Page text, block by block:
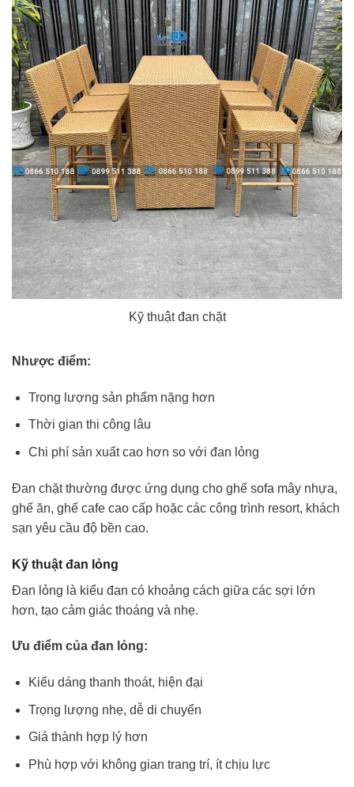
Kỹ thuật đan chặt
Nhược điểm:
Trọng lượng sản phẩm nặng hơn
Thời gian thi công lâu
Chi phí sản xuất cao hơn so với đan lỏng
Đan chặt thường được ứng dụng cho ghế sofa mây nhựa,
ghế ăn, ghế cafe cao cấp hoặc các công trình resort, khách
sạn yêu cầu độ bền cao.
Kỹ thuật đan lỏng
Đan lỏng là kiểu đan có khoảng cách giữa các sợi lớn
hơn, tạo cảm giác thoáng và nhẹ.
Ưu điểm của đan lỏng:
Kiểu dáng thanh thoát, hiện đại
Trọng lượng nhẹ, dễ di chuyển
Giá thành hợp lý hơn
Phù hợp với không gian trang trí, ít chịu lực